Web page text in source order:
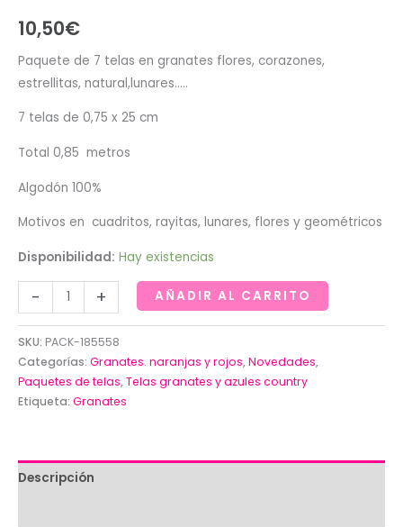
10,50€
Paquete de 7 telas en granates flores, corazones,
estrellitas, natural,lunares…..
7 telas de 0,75 x 25 cm
Total 0,85 metros
Algodón 100%
Motivos en cuadritos, rayitas, lunares, flores y geométricos
Disponibilidad: Hay existencias
-
Paquete
de
7
telas
en
granates
estrellitas,
+ AÑADIR AL CARRITO
SKU: PACK-185558
Categorías: Granates. naranjas y rojos,Novedades,
Paquetes de telas,Telas granates y azules country
Etiqueta: Granates
Descripción